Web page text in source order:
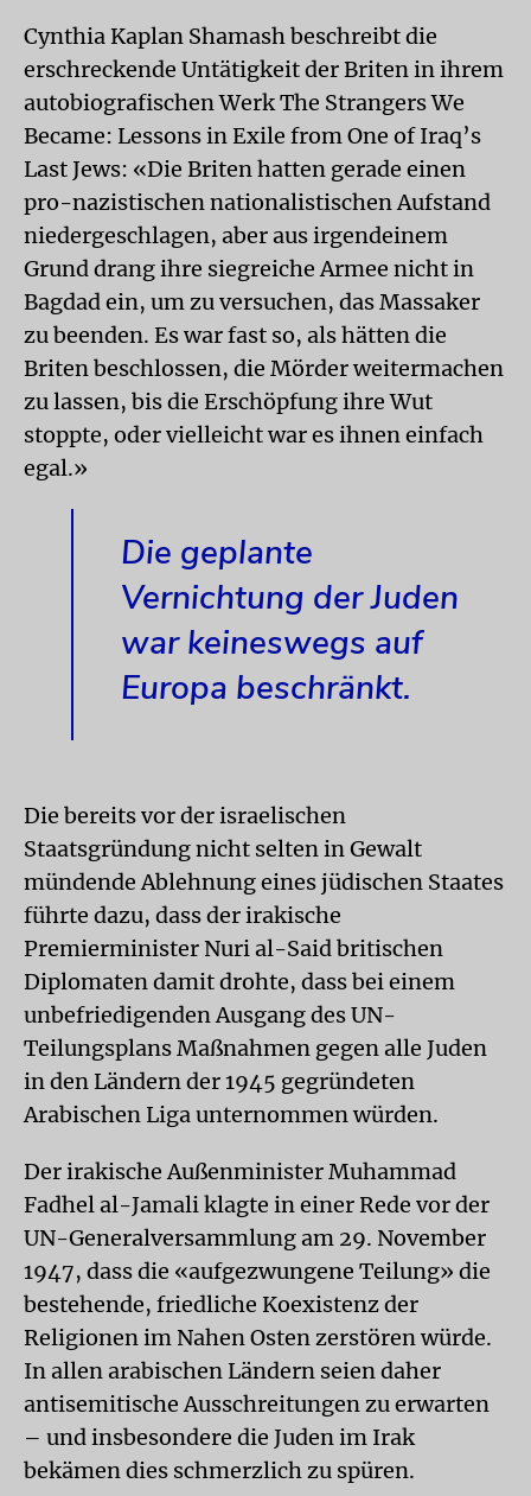
Cynthia Kaplan Shamash beschreibt die
erschreckende Untätigkeit der Briten in ihrem
autobiografischen Werk The Strangers We
Became: Lessons in Exile from One of Iraq’s
Last Jews: «Die Briten hatten gerade einen
pro-nazistischen nationalistischen Aufstand
niedergeschlagen, aber aus irgendeinem
Grund drang ihre siegreiche Armee nicht in
Bagdad ein, um zu versuchen, das Massaker
zu beenden. Es war fast so, als hätten die
Briten beschlossen, die Mörder weitermachen
zu lassen, bis die Erschöpfung ihre Wut
stoppte, oder vielleicht war es ihnen einfach
egal.»
Die geplante
Vernichtung der Juden
war keineswegs auf
Europa beschränkt.
Die bereits vor der israelischen
Staatsgründung nicht selten in Gewalt
mündende Ablehnung eines jüdischen Staates
führte dazu, dass der irakische
Premierminister Nuri al-Said britischen
Diplomaten damit drohte, dass bei einem
unbefriedigenden Ausgang des UN-
Teilungsplans Maßnahmen gegen alle Juden
in den Ländern der 1945 gegründeten
Arabischen Liga unternommen würden.
Der irakische Außenminister Muhammad
Fadhel al-Jamali klagte in einer Rede vor der
UN-Generalversammlung am 29. November
1947, dass die «aufgezwungene Teilung» die
bestehende, friedliche Koexistenz der
Religionen im Nahen Osten zerstören würde.
In allen arabischen Ländern seien daher
antisemitische Ausschreitungen zu erwarten
– und insbesondere die Juden im Irak
bekämen dies schmerzlich zu spüren.